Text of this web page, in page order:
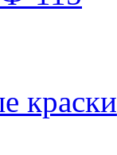
краски